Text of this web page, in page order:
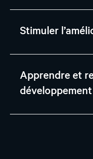
Stimuler
Apprendre et
développement